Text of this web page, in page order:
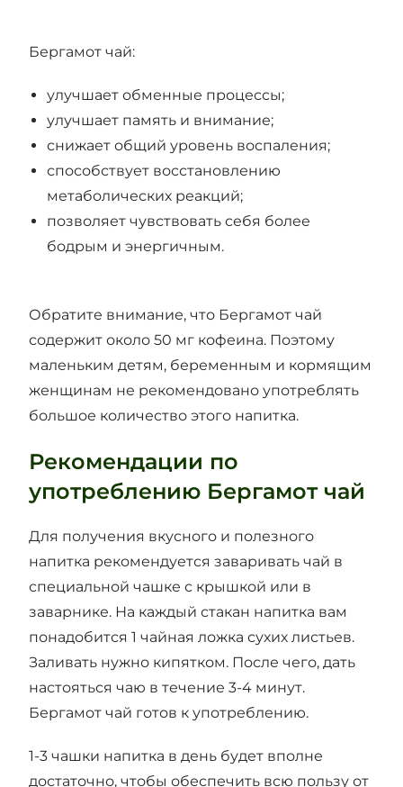
Бергамот чай:
улучшает обменные процессы;
улучшает память и внимание;
снижает общий уровень воспаления;
способствует восстановлению
метаболических реакций;
позволяет чувствовать себя более
бодрым и энергичным.
Обратите внимание, что Бергамот чай
содержит около 50 мг кофеина. Поэтому
маленьким детям, беременным и кормящим
женщинам не рекомендовано употреблять
большое количество этого напитка.
Рекомендации по
употреблению Бергамот чай
Для получения вкусного и полезного
напитка рекомендуется заваривать чай в
специальной чашке с крышкой или в
заварнике. На каждый стакан напитка вам
понадобится 1 чайная ложка сухих листьев.
Заливать нужно кипятком. После чего, дать
настояться чаю в течение 3-4 минут.
Бергамот чай готов к употреблению.
1-3 чашки напитка в день будет вполне
достаточно, чтобы обеспечить всю пользу от